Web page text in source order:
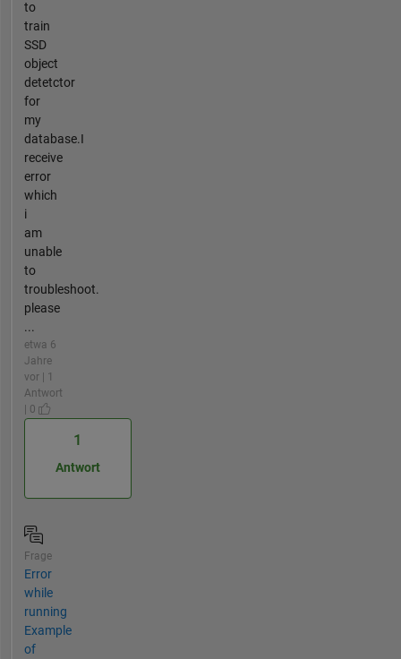
to
train
SSD
object
detetctor
for
my
database.I
receive
error
which
i
am
unable
to
troubleshoot.
please
...
etwa 6
Jahre
vor | 1
Antwort
| 0
1
Antwort
Frage
Error
while
running
Example
of